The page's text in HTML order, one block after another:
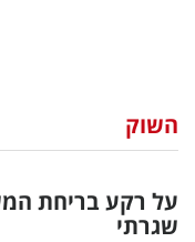
וצרכנות
דיגיטל
השוק
על רקע בריחת
שגרתי